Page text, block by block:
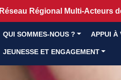
Réseau Régional Multi-Acteurs
QUI SOMMES-NOUS ? APPUI À
JEUNESSE ET ENGAGEMENT